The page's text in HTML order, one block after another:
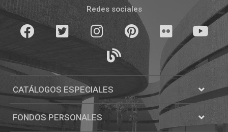
página
Redes sociales
Instagram youTube
CATÁLOGOS ESPECIALES
Abrir
Catálogos
FONDOS PERSONALES
Abrir
Fondos